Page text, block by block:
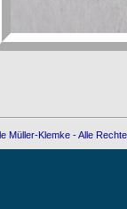
Müller-Klemke - Alle